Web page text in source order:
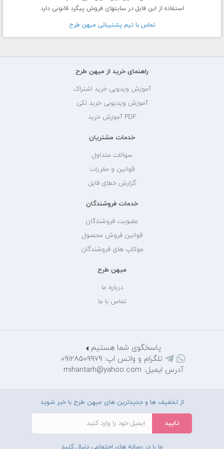
استفاده از این فایل در سایتهای فروش پیگرد قانونی دارد
تماس با تيم پشتيبانی ميهن طرح
راهنمای خرید از میهن طرح
آموزش ویدویی خرید اشتراک
آموزش ویدیویی خرید تکی
PDF آموزش خرید
خدمات مشتریان
سوالات متداول
قوانین و مقررات
گزارش خطای فایل
خدمات فروشندگان
عضویت فروشندگان
قوانین فروش محصول
موکاپ های فروشندگان
میهن طرح
درباره ما
تماس با ما
پاسخگوی شما هستیم
تلگرام و واتس اپ: 09128509979
آدرس ایمیل: mihantarh@yahoo.com
از تخفیف ها و جدیدترین های میهن طرح با خبر شوید
ما را در رسانه های اجتماعی دنبال کنید